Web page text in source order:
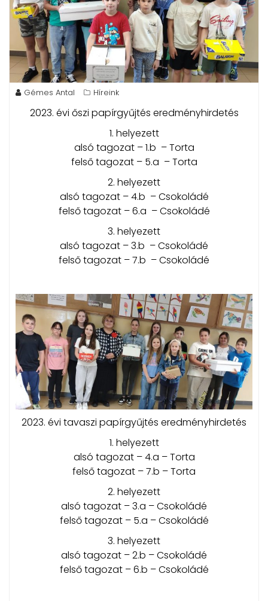
Gémes Antal Híreink
2023. évi őszi papírgyűjtés eredményhirdetés
1. helyezett
alsó tagozat – 1.b – Torta
felső tagozat – 5.a – Torta
2. helyezett
alsó tagozat – 4.b – Csokoládé
felső tagozat – 6.a – Csokoládé
3. helyezett
alsó tagozat – 3.b – Csokoládé
felső tagozat – 7.b – Csokoládé
2023. évi tavaszi papírgyűjtés eredményhirdetés
1. helyezett
alsó tagozat – 4.a – Torta
felső tagozat – 7.b – Torta
2. helyezett
alsó tagozat – 3.a – Csokoládé
felső tagozat – 5.a – Csokoládé
3. helyezett
alsó tagozat – 2.b – Csokoládé
felső tagozat – 6.b – Csokoládé